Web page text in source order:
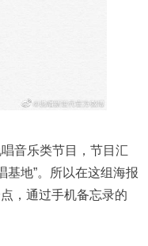
音乐类节目，节目汇
基地”。所以在这组海报
，通过手机备忘录的